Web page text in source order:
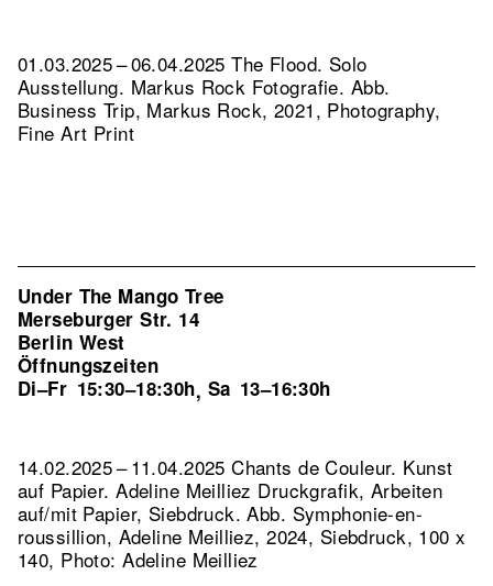
01.03.2025 – 06.04.2025 The Flood. Solo
Ausstellung. Markus Rock Fotografie. Abb.
Business Trip, Markus Rock, 2021, Photography,
Fine Art Print
Under The Mango Tree
Merseburger Str. 14
Berlin West
Öffnungszeiten
Di–Fr 15:30–18:30h, Sa 13–16:30h
14.02.2025 – 11.04.2025 Chants de Couleur. Kunst
auf Papier. Adeline Meilliez Druckgrafik, Arbeiten
auf/mit Papier, Siebdruck.Abb. Symphonie-en-
roussillion, Adeline Meilliez, 2024, Siebdruck, 100 x
140, Photo: Adeline Meilliez